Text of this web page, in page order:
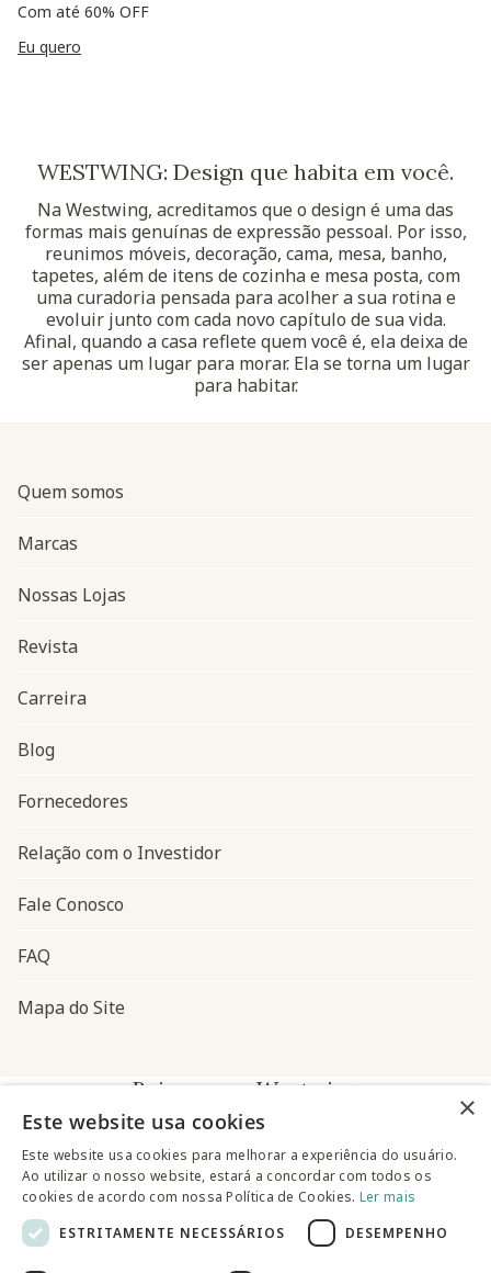
Com até 60% OFF
Eu quero
WESTWING: Design que habita em você.
Na Westwing, acreditamos que o design é uma das
formas mais genuínas de expressão pessoal. Por isso,
reunimos móveis, decoração, cama, mesa, banho,
tapetes, além de itens de cozinha e mesa posta, com
uma curadoria pensada para acolher a sua rotina e
evoluir junto com cada novo capítulo de sua vida.
Afinal, quando a casa reflete quem você é, ela deixa de
ser apenas um lugar para morar. Ela se torna um lugar
para habitar.
Navegação do rodapé
Quem somos
Marcas
Nossas Lojas
Revista
Carreira
Blog
Fornecedores
Relação com o Investidor
Fale Conosco
FAQ
Mapa do Site
Baixe o app Westwing
@westwingbr
×
Este website usa cookies
Este website usa cookies para melhorar a experiência do usuário.
Ao utilizar o nosso website, estará a concordar com todos os
cookies de acordo com nossa Política de Cookies. Ler mais
ESTRITAMENTE NECESSÁRIOS
DESEMPENHO